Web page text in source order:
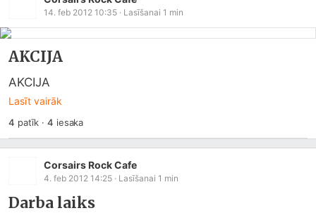
14. feb 2012 10:35 · Lasīšanai 1 min
AKCIJA
AKCIJA
Lasīt vairāk
4 patīk ·4 iesaka
Corsairs Rock Cafe
4. feb 2012 14:25 · Lasīšanai 1 min
Darba laiks